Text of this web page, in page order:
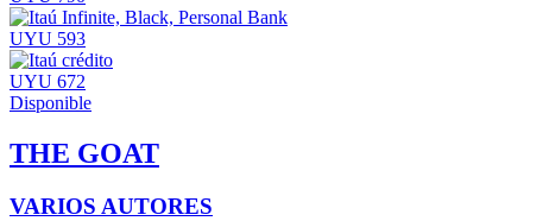
UYU 593
UYU 672
Disponible
THE GOAT
VARIOS AUTORES